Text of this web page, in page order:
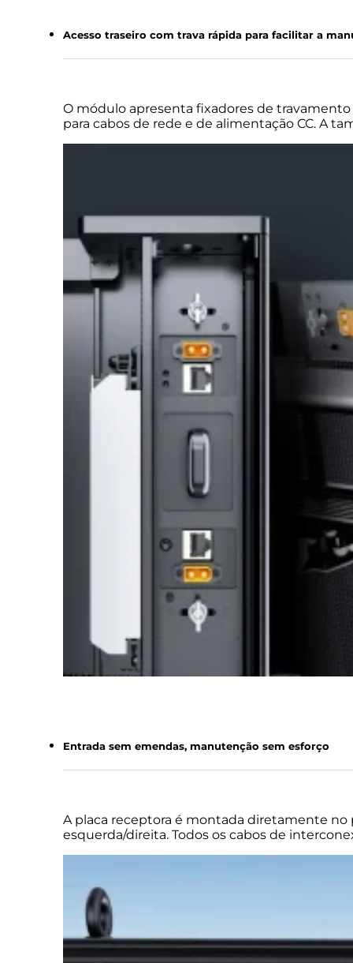
Acesso traseiro com trava rápida para facilitar a
O módulo apresenta fixadores de
para cabos de rede e de alimentação CC. A
Entrada sem emendas, manutenção sem esforço
A placa receptora é montada diretamente no
esquerda/direita. Todos os cabos de